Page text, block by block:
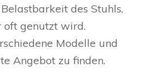
des Stuhls,
oft genutzt wird.
Modelle und
Angebot zu finden.